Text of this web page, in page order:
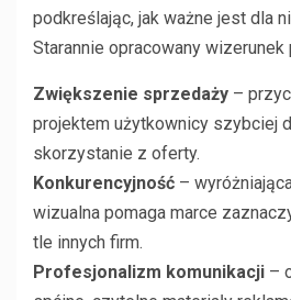
podkreślając, jak ważne jest dla
Starannie opracowany wizerunek
Zwiększenie sprzedaży –
projektem użytkownicy szybciej
skorzystanie z oferty.
Konkurencyjność –
wizualna pomaga marce
tle innych firm.
Profesjonalizm komunikacji –